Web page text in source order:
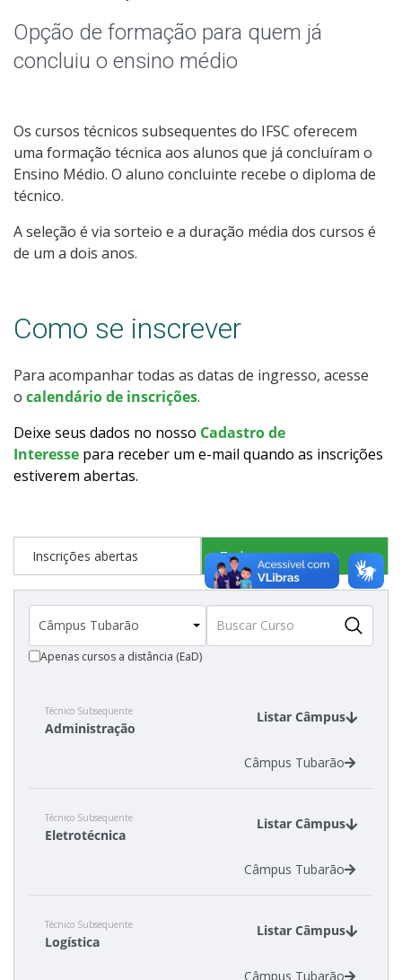
Especialização
Todos os Cursos
Processo de Inscrição
Resultados Vagas Remanescentes
Como posso estudar no IFSC?
Processos Seletivos
Inscrições e acompanhamento
Orientações para Matrícula
Transferências e Retornos
Provas e Gabaritos
Estatísticas dos Processos Seletivos
Opção de formação para quem já
concluiu o ensino médio
Os cursos técnicos subsequentes do IFSC oferecem
uma formação técnica aos alunos que já concluíram o
Ensino Médio. O aluno concluinte recebe o diploma de
técnico.
A seleção é via sorteio e a duração média dos cursos é
de um a dois anos.
Como se inscrever
Para acompanhar todas as datas de ingresso, acesse
o calendário de inscrições.
Deixe seus dados no nosso Cadastro de
Interesse para receber um e-mail quando as inscrições
estiverem abertas.
Inscrições abertas Todos os cursos
Apenas cursos a distância (EaD)
Técnico Subsequente
Administração
Listar Câmpus
Câmpus Tubarão
Técnico Subsequente
Eletrotécnica
Listar Câmpus
Câmpus Tubarão
Técnico Subsequente
Logística
Listar Câmpus
Câmpus Tubarão